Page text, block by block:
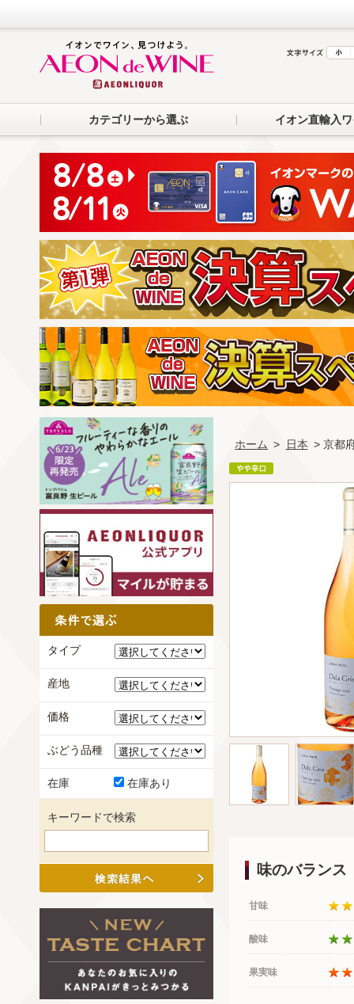
カテゴリーから選ぶ イオン直輸入
ホーム > 日本 > 京都
味のバランス
甘味
酸味
果実味
タイプ
産地
価格
ぶどう品種
在庫 在庫あり
キーワードで検索